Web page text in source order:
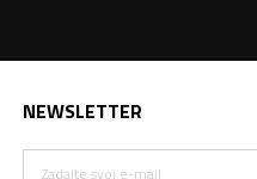
NEWSLETTER